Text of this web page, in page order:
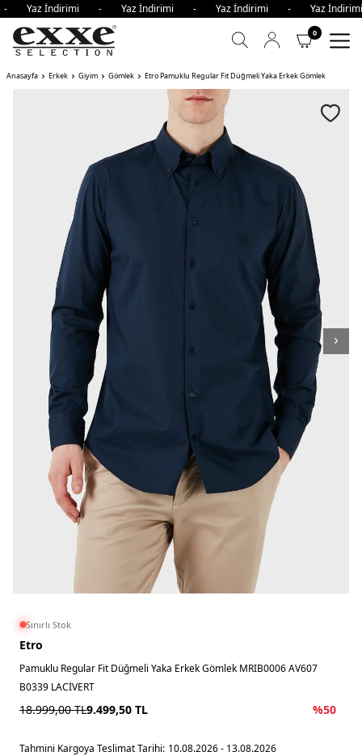
Yaz İndirimi - Yaz İndirimi - Yaz İndirimi - Yaz
0
Anasayfa Erkek Giyim Gömlek Etro Pamuklu Regular Fit Düğmeli Yaka Erkek Gömlek
Sınırlı Stok
Etro
Pamuklu Regular Fit Düğmeli Yaka Erkek Gömlek MRIB0006 AV607
B0339 LACİVERT
18.999,00TL9.499,50 TL %50
Tahmini Kargoya Teslimat Tarihi: 10.08.2026 - 13.08.2026